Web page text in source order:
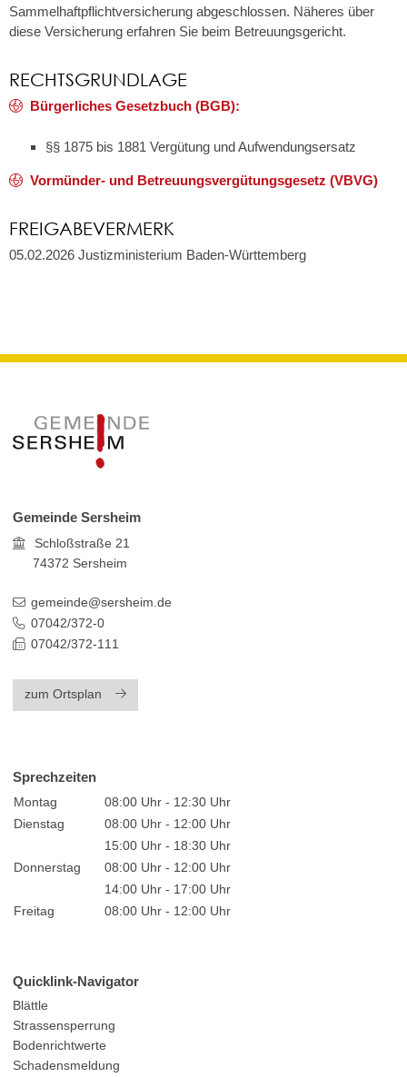
Sammelhaftpflichtversicherung abgeschlossen. Näheres über
diese Versicherung erfahren Sie beim Betreuungsgericht.
RECHTSGRUNDLAGE
Bürgerliches Gesetzbuch (BGB):
§§ 1875 bis 1881 Vergütung und Aufwendungsersatz
Vormünder- und Betreuungsvergütungsgesetz (VBVG)
FREIGABEVERMERK
05.02.2026 Justizministerium Baden-Württemberg
Gemeinde Sersheim
Schloßstraße 21
74372 Sersheim
gemeinde@sersheim.de
07042/372-0
07042/372-111
zum Ortsplan
Sprechzeiten
Montag
08:00 Uhr - 12:30 Uhr
Dienstag
08:00 Uhr - 12:00 Uhr
15:00 Uhr - 18:30 Uhr
Donnerstag
08:00 Uhr - 12:00 Uhr
14:00 Uhr - 17:00 Uhr
Freitag
08:00 Uhr - 12:00 Uhr
Quicklink-Navigator
Blättle
Strassensperrung
Bodenrichtwerte
Schadensmeldung